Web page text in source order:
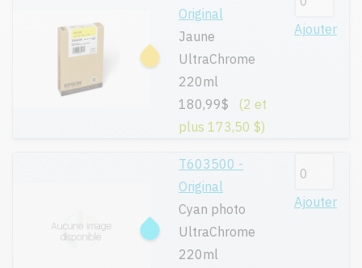
Original
Jaune
UltraChrome
220ml
180,99$
(2 et
plus 173,50 $)
Ajouter
T603500 -
Original
Cyan photo
UltraChrome
220ml
Ajouter